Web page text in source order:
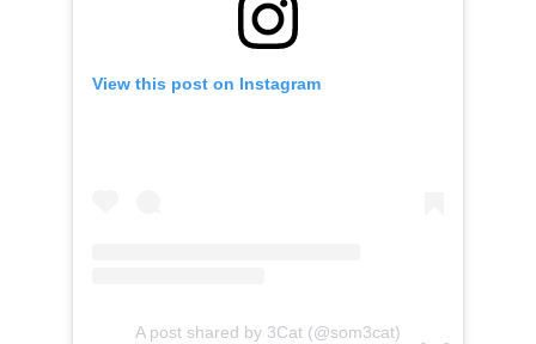
View this post on Instagram
A post shared by 3Cat (@som3cat)